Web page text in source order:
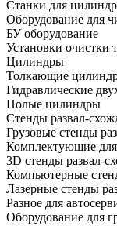
Станки для
Оборудование для
БУ оборудование
Установки очистки
Цилиндры
Толкающие
Гидравлические
Полые цилиндры
Стенды развал-
Грузовые стенды
Комплектующие для
3D стенды развал-
Компьютерные
Лазерные стенды
Разное для
Оборудование для